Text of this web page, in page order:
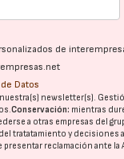
de
Datos
newsletter(s).
Conservación: mientras
a otras empresas del
tratatamiento y decisiones
presentar reclamación ante la